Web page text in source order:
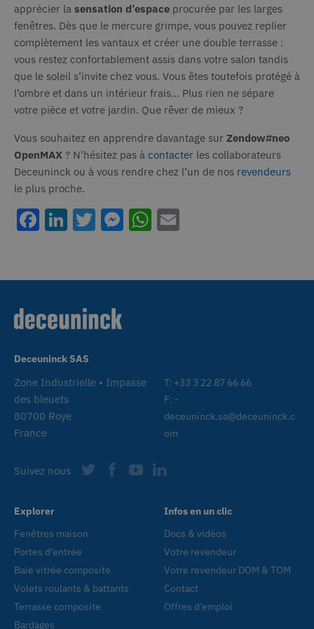
apprécier la sensation d’espace procurée par les larges
fenêtres. Dès que le mercure grimpe, vous pouvez replier
complètement les vantaux et créer une double terrasse :
vous restez confortablement assis dans votre salon tandis
que le soleil s’invite chez vous. Vous êtes toutefois protégé à
l’ombre et dans un intérieur frais… Plus rien ne sépare
votre pièce et votre jardin. Que rêver de mieux ?
Vous souhaitez en apprendre davantage sur Zendow#neo
OpenMAX ? N’hésitez pas à contacter les collaborateurs
Deceuninck ou à vous rendre chez l’un de nos revendeurs
le plus proche.
FacebookLinkedInTwitter MessengerWhatsApp
Deceuninck SAS
Zone Industrielle • Impasse
des bleuets
80700 Roye
France
T: +33 3 22 87 66 66
F: -
deceuninck.sa@deceuninck.c
om
Suivez nous
Explorer
Fenêtres maison
Portes d’entrée
Baie vitrée composite
Volets roulants & battants
Terrasse composite
Bardages
Infos en un clic
Docs & vidéos
Votre revendeur
Votre revendeur DOM & TOM
Contact
Offres d’emploi
Strictement nécessaires
Performance
Ciblage
Fonctionnalité Non classifiés
Les cookies strictement nécessaires habilitent
des fonctionnalités de base du site Web telles
que la connexion des utilisateurs et la gestion
des comptes. Le site Web ne peut pas être utilisé
correctement sans les cookies strictement
nécessaires.
Nom
Domaine
Expiration
_GRECAPTCHA
www.google.com
6 mois
li_gc
LinkedIn
6 mois
www.deceuninck.fr
AnalyticsSyncHistory
LinkedIn
Corporation
.linkedin.com